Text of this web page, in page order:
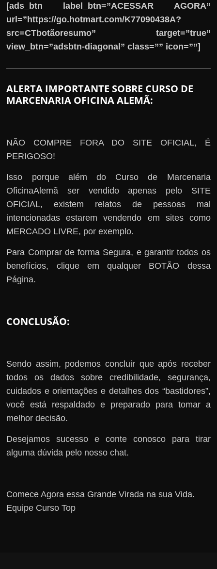
[ads_btn label_btn=”ACESSAR AGORA”
url=”https://go.hotmart.com/K77090438A?
src=CTbotãoresumo” target=”true”
view_btn=”adsbtn-diagonal” class=”” icon=””]
ALERTA IMPORTANTE SOBRE CURSO DE
MARCENARIA OFICINA ALEMÃ:
NÃO COMPRE FORA DO SITE OFICIAL, É
PERIGOSO!
Isso porque além do Curso de Marcenaria
OficinaAlemã ser vendido apenas pelo SITE
OFICIAL, existem relatos de pessoas mal
intencionadas estarem vendendo em sites como
MERCADO LIVRE, por exemplo.
Para Comprar de forma Segura, e garantir todos os
benefícios, clique em qualquer BOTÃO dessa
Página.
CONCLUSÃO:
Sendo assim, podemos concluir que após receber
todos os dados sobre credibilidade, segurança,
cuidados e orientações e detalhes dos “bastidores”,
você está respaldado e preparado para tomar a
melhor decisão.
Desejamos sucesso e conte conosco para tirar
alguma dúvida pelo nosso chat.
Comece Agora essa Grande Virada na sua Vida.
Equipe Curso Top